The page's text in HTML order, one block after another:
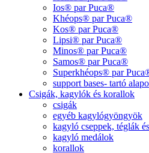
Ios® par Puca®
Khéops® par Puca®
Kos® par Puca®
Lipsi® par Puca®
Minos® par Puca®
Samos® par Puca®
Superkhéops® par
support bases- tartó
Csigák, kagylók és korallok
csigák
egyéb kagylógyöngyök
kagyló cseppek, téglák
kagyló medálok
korallok